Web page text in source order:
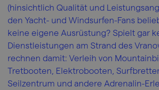
(hinsichtlich Qualität und
den Yacht- und Windsurfen-Fans
keine eigene Ausrüstung? Spielt gar
Dienstleistungen am Strand des
rechnen damit: Verleih von
Tretbooten, Elektrobooten,
Seilzentrum und andere Adrenalin-